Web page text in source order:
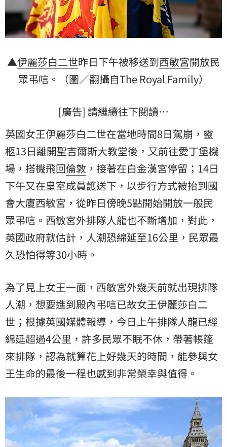
▲伊麗莎白二世昨日下午被移送到西敏宮開放民
眾弔唁。（圖／翻攝自The Royal Family）
[廣告] 請繼續往下閱讀…
英國女王伊麗莎白二世在當地時間8日駕崩，靈
柩13日離開聖吉爾斯大教堂後，又前往愛丁堡機
場，搭機飛回倫敦 ，接著在白金漢宮停留；14日
下午又在皇室成員護送下，以步行方式被抬到國
會大廈西敏宮，從昨日傍晚5點開始開放一般民
眾弔唁。西敏宮外排隊人龍也不斷增加，對此，
英國政府就估計，人潮恐綿延至16公里，民眾最
久恐怕得等30小時。
為了見上女王一面，西敏宮外幾天前就出現排隊
人潮，想要進到殿內弔唁已故女王伊麗莎白二
世；根據英國媒體報導，今日上午排隊人龍已經
綿延超過4公里，許多民眾不眠不休，帶著帳篷
來排隊，認為就算花上好幾天的時間，能參與女
王生命的最後一程也感到非常榮幸與值得。